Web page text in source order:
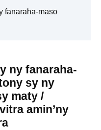
fanaraha-maso
ny fanaraha-
sy ny
maty /
amin’ny